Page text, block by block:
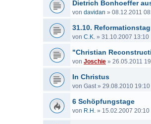
Dietrich Bonhoeffer
von davidan » 08.12.2011
31.10. Reformationstag
von C.K. » 31.10.2007 13:10
"Christian
von Joschie » 26.05.2011
In Christus
von Gast» 29.08.2010 19:10
6 Schöpfungstage
von R.H. » 15.02.2007 20:10